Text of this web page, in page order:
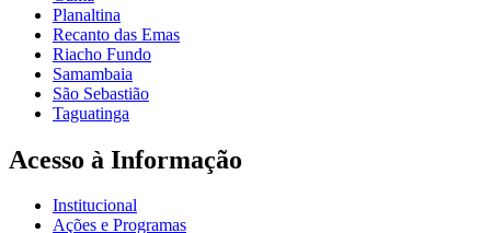
Planaltina
Recanto das Emas
Riacho Fundo
Samambaia
São Sebastião
Taguatinga
Acesso à Informação
Institucional
Ações e Programas